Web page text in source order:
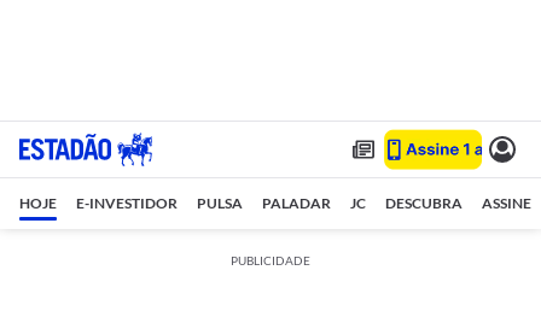
HOJE E-INVESTIDOR PULSA PALADAR JC DESCUBRA ASSINE
PUBLICIDADE